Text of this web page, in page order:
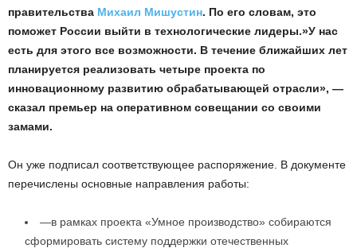
правительства Михаил Мишустин. По его словам, это
поможет России выйти в технологические лидеры.»У нас
есть для этого все возможности. В течение ближайших лет
планируется реализовать четыре проекта по
инновационному развитию обрабатывающей отрасли», —
сказал премьер на оперативном совещании со своими
замами.
Он уже подписал соответствующее распоряжение. В документе
перечислены основные направления работы:
—в рамках проекта «Умное производство» собираются
сформировать систему поддержки отечественных